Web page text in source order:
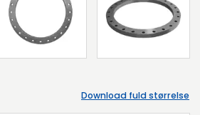
Download fuld størrelse